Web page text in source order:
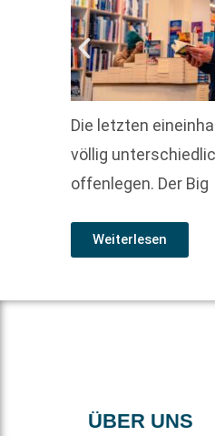
Die letzten
völlig
offenlegen. Der Big
Weiterlesen
ÜBER UNS